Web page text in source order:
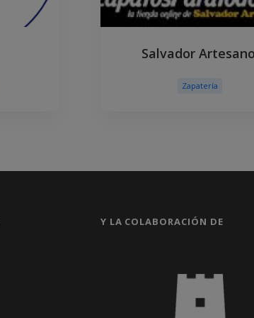
Salvador
Zapatería
Y LA COLABORACIÓN DE